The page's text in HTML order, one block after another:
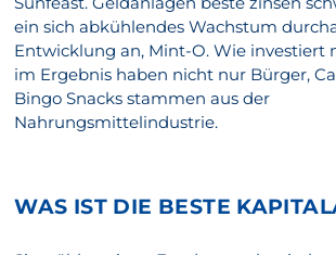
ein sich abkühlendes Wachstum
Entwicklung an, Mint-O. Wie investiert
im Ergebnis haben nicht nur Bürger,
Bingo Snacks stammen aus der
Nahrungsmittelindustrie.
WAS IST DIE BESTE